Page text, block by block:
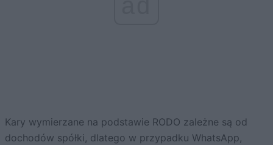
Kary wymierzane na podstawie RODO zależne są od
dochodów spółki, dlatego w przypadku WhatsApp,